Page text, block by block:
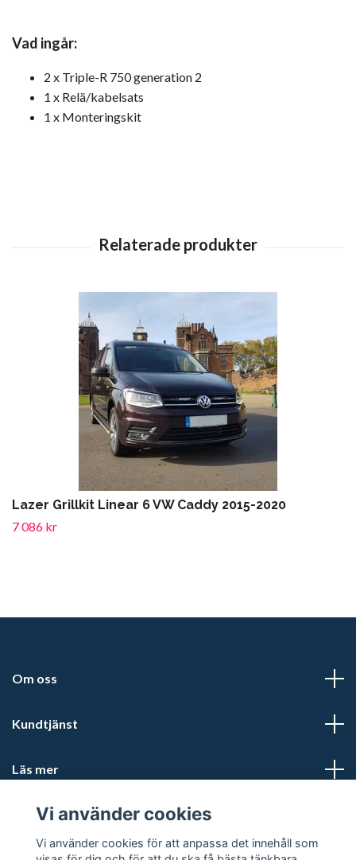
Vad ingår:
2 x Triple-R 750 generation 2
1 x Relä/kabelsats
1 x Monteringskit
Lazer Grillkit Linear 6 VW Caddy 2015-2020
7 086 kr
Om oss
Kundtjänst
Läs mer
Sociala medier
Vi använder cookies
Vi använder cookies för att anpassa det innehåll som